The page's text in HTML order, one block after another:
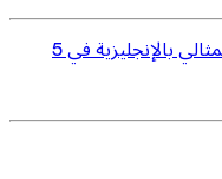
كيفية كتابة البريد الإلكتروني الإحترافى المثالي بالإنجليزية في 5